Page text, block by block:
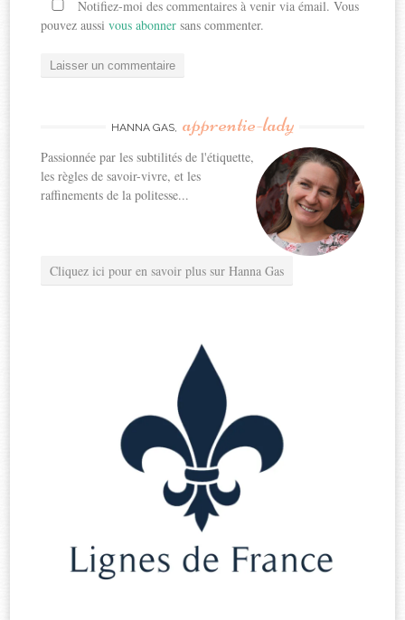
Notifiez-moi des commentaires à venir via émail. Vous
pouvez aussivous abonner sans commenter.
HANNA GAS, apprentie-lady
Passionnée par les subtilités de l'étiquette,
les règles de savoir-vivre, et les
raffinements de la politesse...
Cliquez ici pour en savoir plus sur Hanna Gas